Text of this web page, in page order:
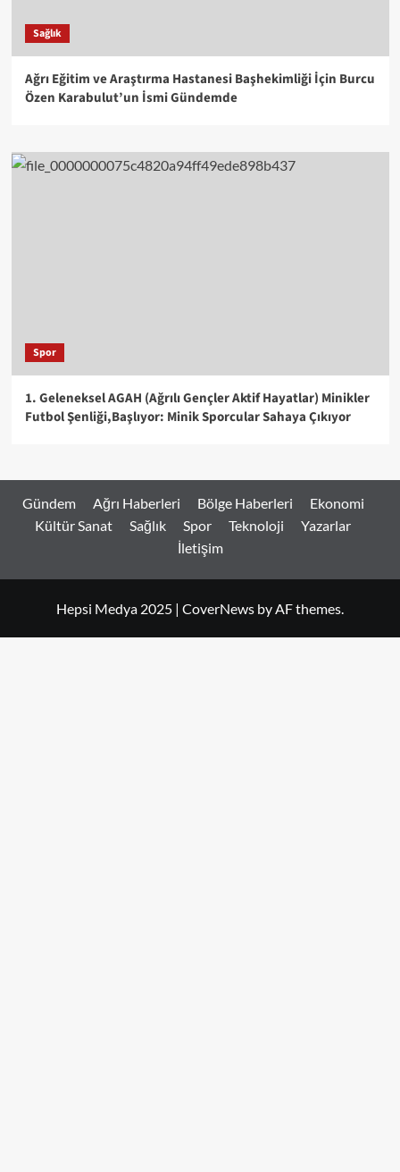
Sağlık
Ağrı Eğitim ve Araştırma Hastanesi Başhekimliği İçin Burcu
Özen Karabulut’un İsmi Gündemde
Spor
1. Geleneksel AGAH (Ağrılı Gençler Aktif Hayatlar) Minikler
Futbol Şenliği,Başlıyor: Minik Sporcular Sahaya Çıkıyor
Gündem Ağrı Haberleri Bölge Haberleri
Ekonomi
Kültür Sanat
Sağlık Spor Teknoloji
Yazarlar
İletişim
Hepsi Medya 2025 | CoverNews by AF themes.